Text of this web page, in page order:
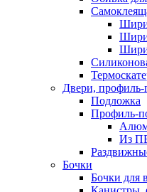
Двери, профиль-
Подложка
Профиль-
Из
Бочки
Бочки для